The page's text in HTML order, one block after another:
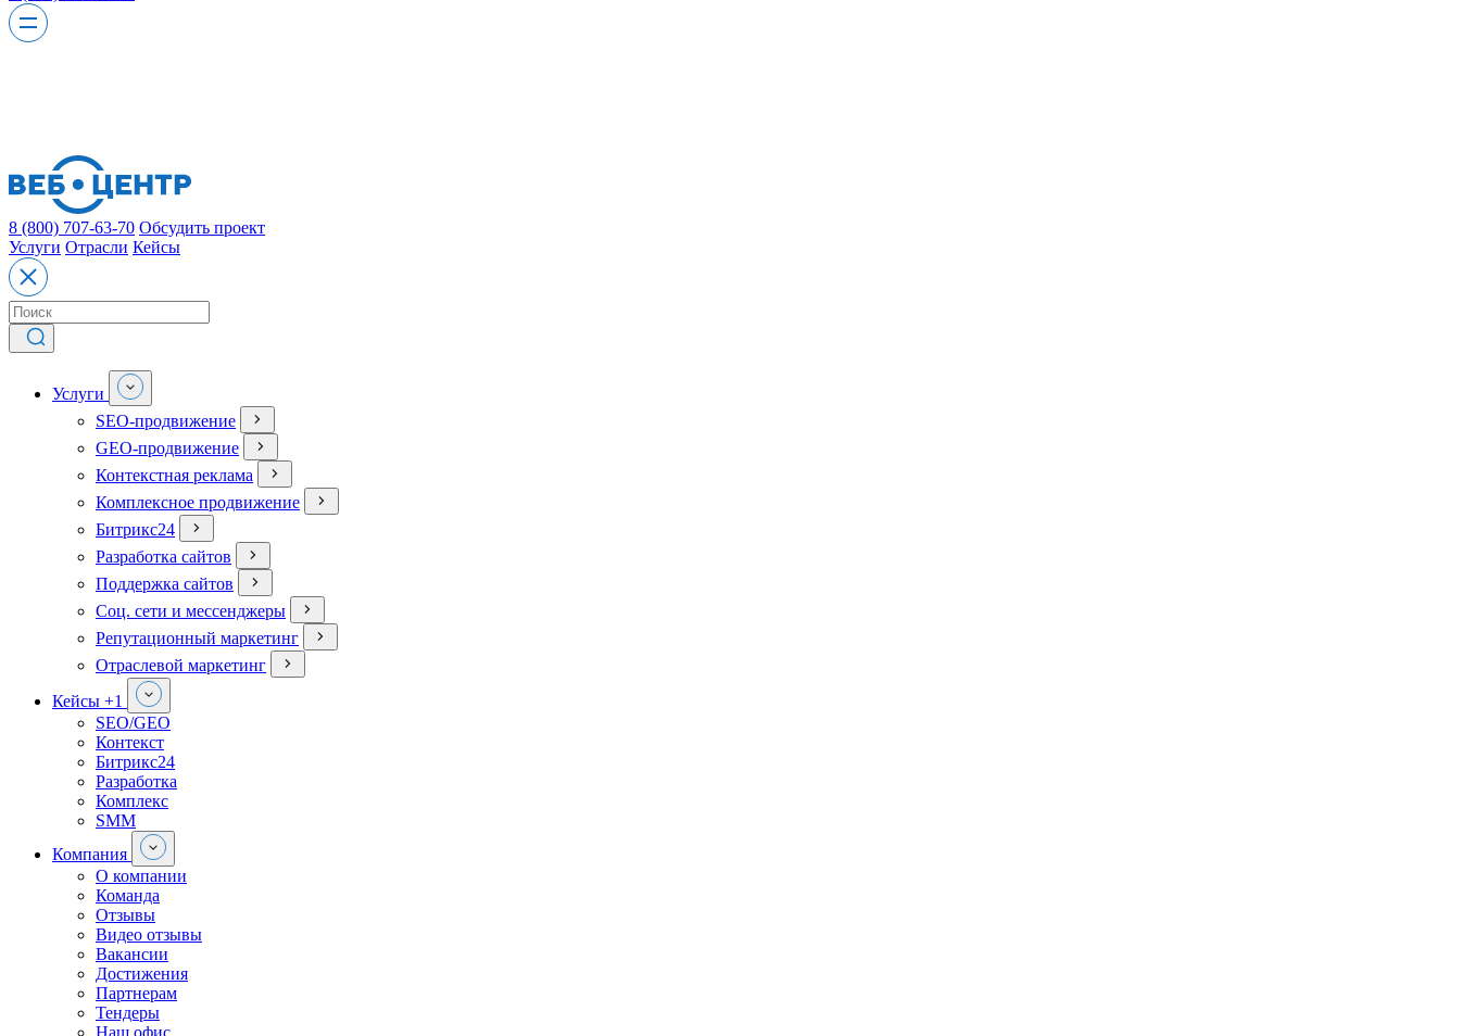
8 (800) 707-63-70 Обсудить проект
Услуги Отрасли Кейсы
Услуги
SEO-продвижение
GEO-продвижение
Контекстная реклама
Комплексное продвижение
Битрикс24
Разработка сайтов
Поддержка сайтов
Соц. сети и мессенджеры
Репутационный маркетинг
Отраслевой маркетинг
Кейсы +1
SEO/GEO
Контекст
Битрикс24
Разработка
Комплекс
SMM
Компания
О компании
Команда
Отзывы
Видео отзывы
Вакансии
Достижения
Партнерам
Тендеры
Наш офис